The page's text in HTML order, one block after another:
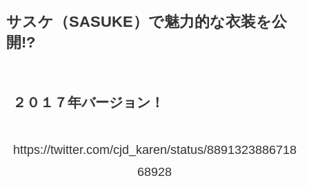
サスケ（SASUKE）で魅力的な衣装を公
開!?
２０１７年バージョン！
https://twitter.com/cjd_karen/status/8891323886718
68928